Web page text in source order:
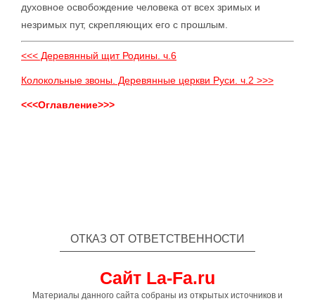
духовное освобождение человека от всех зримых и
незримых пут, скрепляющих его с прошлым.
<<< Деревянный щит Родины. ч.6
Колокольные звоны. Деревянные церкви Руси. ч.2 >>>
<<<Оглавление>>>
ОТКАЗ ОТ ОТВЕТСТВЕННОСТИ
Сайт La-Fa.ru
Материалы данного сайта собраны из открытых источников и